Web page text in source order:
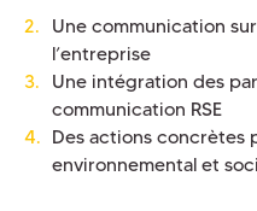
Une communication
l’entreprise
Une intégration des
communication RSE
Des actions concrètes
environnemental et